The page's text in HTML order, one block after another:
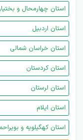
استان چهارمحال و
استان اردبیل
استان خراسان شمالی
استان کردستان
استان لرستان
استان ایلام
استان کهگیلویه و